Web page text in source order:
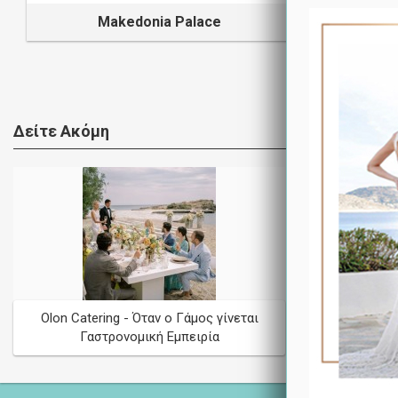
Makedonia Palace
Δείτε Ακόμη
Olon Catering - Όταν ο Γάμος γίνεται
Γαστρονομική Εμπειρία
Γάμος